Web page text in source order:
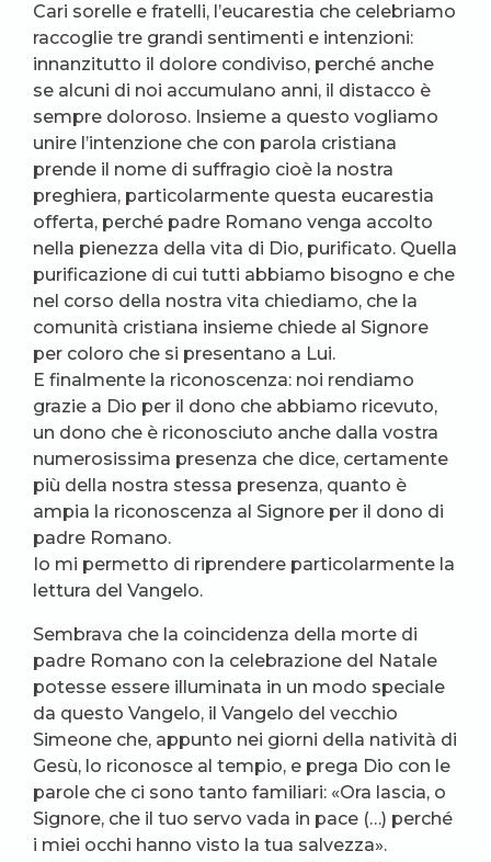
Cari sorelle e fratelli, l’eucarestia che celebriamo
raccoglie tre grandi sentimenti e intenzioni:
innanzitutto il dolore condiviso, perché anche
se alcuni di noi accumulano anni, il distacco è
sempre doloroso. Insieme a questo vogliamo
unire l’intenzione che con parola cristiana
prende il nome di suffragio cioè la nostra
preghiera, particolarmente questa eucarestia
offerta, perché padre Romano venga accolto
nella pienezza della vita di Dio, purificato. Quella
purificazione di cui tutti abbiamo bisogno e che
nel corso della nostra vita chiediamo, che la
comunità cristiana insieme chiede al Signore
per coloro che si presentano a Lui.
E finalmente la riconoscenza: noi rendiamo
grazie a Dio per il dono che abbiamo ricevuto,
un dono che è riconosciuto anche dalla vostra
numerosissima presenza che dice, certamente
più della nostra stessa presenza, quanto è
ampia la riconoscenza al Signore per il dono di
padre Romano.
Io mi permetto di riprendere particolarmente la
lettura del Vangelo.
Sembrava che la coincidenza della morte di
padre Romano con la celebrazione del Natale
potesse essere illuminata in un modo speciale
da questo Vangelo, il Vangelo del vecchio
Simeone che, appunto nei giorni della natività di
Gesù, lo riconosce al tempio, e prega Dio con le
parole che ci sono tanto familiari: «Ora lascia, o
Signore, che il tuo servo vada in pace (…) perché
i miei occhi hanno visto la tua salvezza».